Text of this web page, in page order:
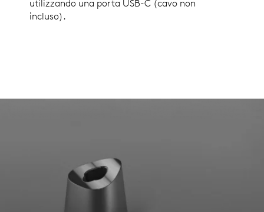
utilizzando una porta USB-C (cavo non
incluso).